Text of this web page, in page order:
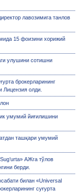
лавозимига танлов
15 фоизини хорижий
улушини сотишни
брокерларининг
олди.
умумий йиғилишини
ташқари умумий
АЖга тўлов
берди.
билан «Univеrsal
суғурта